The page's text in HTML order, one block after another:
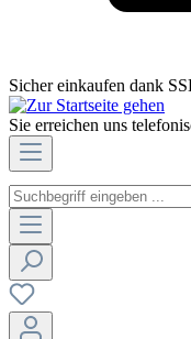
Sicher einkaufen dank
Sie erreichen uns